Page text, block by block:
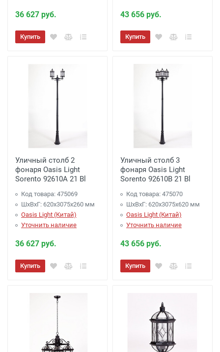
36 627 руб.
Купить
43 656 руб.
Купить
Уличный столб 2
фонаря Oasis Light
Sorento 92610A 21 Bl
Код товара: 475069
ШхВхГ: 620х3075х260 мм
Oasis Light (Китай)
Уточнить наличие
36 627 руб.
Купить
Уличный столб 3
фонаря Oasis Light
Sorento 92610B 21 Bl
Код товара: 475070
ШхВхГ: 620х3075х620 мм
Oasis Light (Китай)
Уточнить наличие
43 656 руб.
Купить